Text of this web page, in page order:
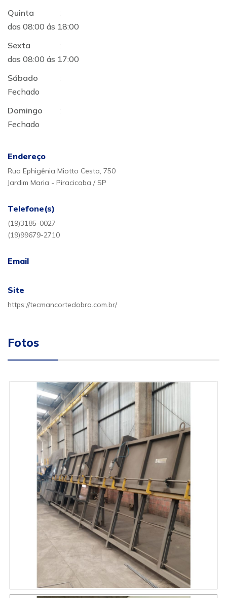
Quinta
:
das 08:00 ás 18:00
Sexta
:
das 08:00 ás 17:00
Sábado
:
Fechado
Domingo
:
Fechado
Endereço
Rua Ephigênia Miotto Cesta, 750
Jardim Maria - Piracicaba / SP
Telefone(s)
(19)3185-0027
(19)99679-2710
Email
Site
https://tecmancortedobra.com.br/
Fotos